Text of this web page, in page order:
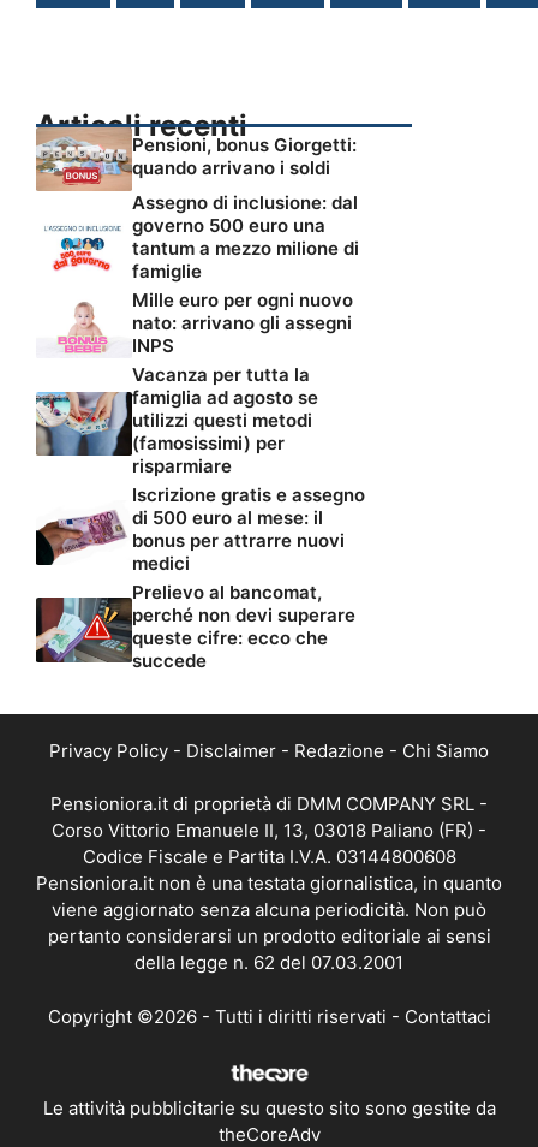
Articoli recenti
Pensioni, bonus Giorgetti:
quando arrivano i soldi
Assegno di inclusione: dal
governo 500 euro una
tantum a mezzo milione di
famiglie
Mille euro per ogni nuovo
nato: arrivano gli assegni
INPS
Vacanza per tutta la
famiglia ad agosto se
utilizzi questi metodi
(famosissimi) per
risparmiare
Iscrizione gratis e assegno
di 500 euro al mese: il
bonus per attrarre nuovi
medici
Prelievo al bancomat,
perché non devi superare
queste cifre: ecco che
succede
Privacy Policy - Disclaimer - Redazione - Chi Siamo
Pensioniora.it di proprietà di DMM COMPANY SRL -
Corso Vittorio Emanuele II, 13, 03018 Paliano (FR) -
Codice Fiscale e Partita I.V.A. 03144800608
Pensioniora.it non è una testata giornalistica, in quanto
viene aggiornato senza alcuna periodicità. Non può
pertanto considerarsi un prodotto editoriale ai sensi
della legge n. 62 del 07.03.2001
Copyright ©2026 - Tutti i diritti riservati - Contattaci
Le attività pubblicitarie su questo sito sono gestite da
theCoreAdv